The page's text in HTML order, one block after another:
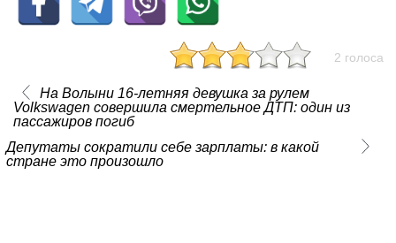
2 голоса
На Волыни 16-летняя девушка за рулем
Volkswagen совершила смертельное ДТП: один из
пассажиров погиб
Депутаты сократили себе зарплаты: в какой
стране это произошло